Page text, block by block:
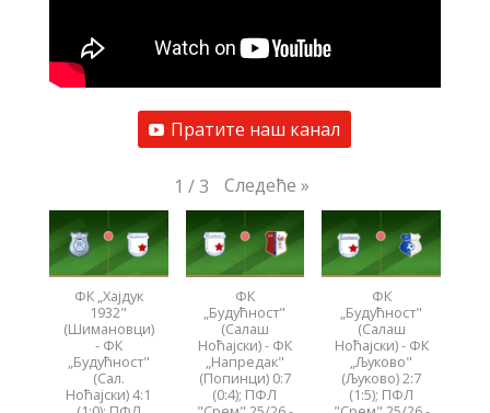
Пратите наш канал
1 /3 Следеће »
ФК „Хајдук
1932"
(Шимановци)
- ФК
„Будућност"
(Сал.
Ноћајски) 4:1
ФК
„Будућност"
(Салаш
Ноћајски) - ФК
„Напредак"
(Попинци) 0:7
(0:4); ПФЛ
ФК
„Будућност"
(Салаш
Ноћајски) - ФК
„Љуково"
(Љуково) 2:7
(1:5); ПФЛ